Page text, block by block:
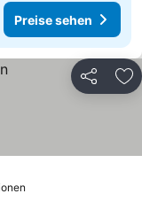
Preise sehen
Teilen